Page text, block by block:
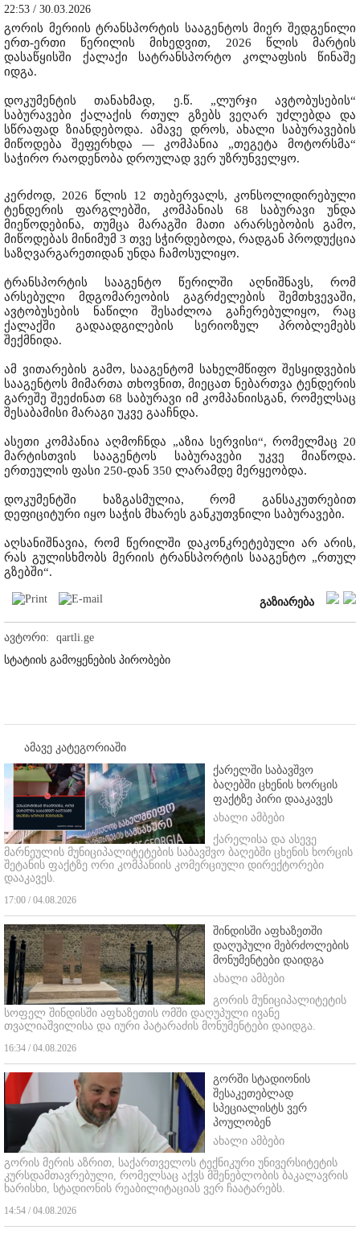
22:53 / 30.03.2026
გორის მერიის ტრანსპორტის სააგენტოს მიერ შედგენილი
ერთ-ერთი წერილის მიხედვით, 2026 წლის მარტის
დასაწყისში ქალაქი სატრანსპორტო კოლაფსის წინაშე
იდგა.
დოკუმენტის თანახმად, ე.წ. „ლურჯი ავტობუსების“
საბურავები ქალაქის რთულ გზებს ვეღარ უძლებდა და
სწრაფად ზიანდებოდა. ამავე დროს, ახალი საბურავების
მიწოდება შეფერხდა — კომპანია „თეგეტა მოტორსმა“
საჭირო რაოდენობა დროულად ვერ უზრუნველყო.
კერძოდ, 2026 წლის 12 თებერვალს, კონსოლიდირებული
ტენდერის ფარგლებში, კომპანიას 68 საბურავი უნდა
მიეწოდებინა, თუმცა მარაგში მათი არარსებობის გამო,
მიწოდებას მინიმუმ 3 თვე სჭირდებოდა, რადგან პროდუქცია
საზღვარგარეთიდან უნდა ჩამოსულიყო.
ტრანსპორტის სააგენტო წერილში აღნიშნავს, რომ
არსებული მდგომარეობის გაგრძელების შემთხვევაში,
ავტობუსების ნაწილი შესაძლოა გაჩერებულიყო, რაც
ქალაქში გადაადგილების სერიოზულ პრობლემებს
შექმნიდა.
ამ ვითარების გამო, სააგენტომ სახელმწიფო შესყიდვების
სააგენტოს მიმართა თხოვნით, მიეცათ ნებართვა ტენდერის
გარეშე შეეძინათ 68 საბურავი იმ კომპანიისგან, რომელსაც
შესაბამისი მარაგი უკვე გააჩნდა.
ასეთი კომპანია აღმოჩნდა „აზია სერვისი“, რომელმაც 20
მარტისთვის სააგენტოს საბურავები უკვე მიაწოდა.
ერთეულის ფასი 250-დან 350 ლარამდე მერყეობდა.
დოკუმენტში ხაზგასმულია, რომ განსაკუთრებით
დეფიციტური იყო საჭის მხარეს განკუთვნილი საბურავები.
აღსანიშნავია, რომ წერილში დაკონკრეტებული არ არის,
რას გულისხმობს მერიის ტრანსპორტის სააგენტო „რთულ
გზებში“.
გაზიარება
ავტორი:
qartli.ge
სტატიის გამოყენების პირობები
ამავე კატეგორიაში
ქარელში საბავშვო
ბაღებში ცხენის ხორცის
ფაქტზე პირი დააკავეს
ახალი ამბები
ქარელისა და ასევე
მარნეულის მუნიციპალიტეტების საბავშვო ბაღებში ცხენის ხორცის
შეტანის ფაქტზე ორი კომპანიის კომერციული დირექტორები
დააკავეს.
17:00 / 04.08.2026
შინდისში აფხაზეთში
დაღუპული მებრძოლების
მონუმენტები დაიდგა
ახალი ამბები
გორის მუნიციპალიტეტის
სოფელ შინდისში აფხაზეთის ომში დაღუპული ივანე
თვალიაშვილისა და იური პატარაძის მონუმენტები დაიდგა.
16:34 / 04.08.2026
გორში სტადიონის
შესაკეთებლად
სპეციალისტს ვერ
პოულობენ
ახალი ამბები
გორის მერის აზრით, საქართველოს ტექნიკური უნივერსიტეტის
კურსდამთავრებული, რომელსაც აქვს მშენებლობის ბაკალავრის
ხარისხი, სტადიონის რეაბილიტაციას ვერ ჩაატარებს.
14:54 / 04.08.2026